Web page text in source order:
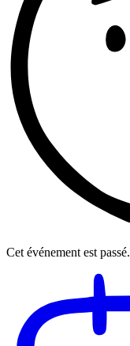
Cet événement est passé.